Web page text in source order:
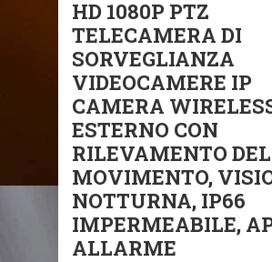
HD 1080P PTZ
TELECAMERA DI
SORVEGLIANZA
VIDEOCAMERE IP
CAMERA
ESTERNO CON
RILEVAMENTO DEL
MOVIMENTO,
NOTTURNA, IP66
IMPERMEABILE,
ALLARME